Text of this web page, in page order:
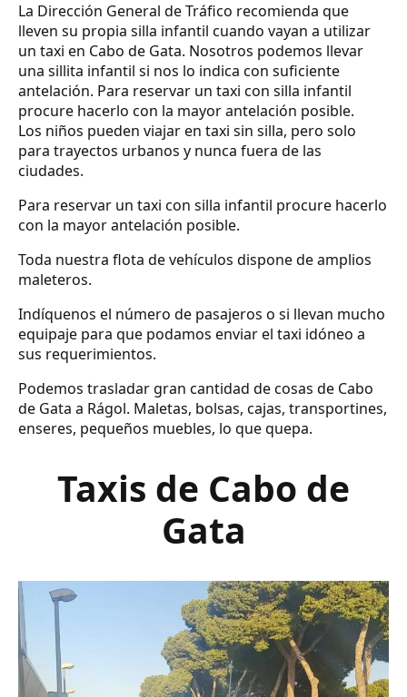
La Dirección General de Tráfico recomienda que
lleven su propia silla infantil cuando vayan a utilizar
un taxi en Cabo de Gata. Nosotros podemos llevar
una sillita infantil si nos lo indica con suficiente
antelación. Para reservar un taxi con silla infantil
procure hacerlo con la mayor antelación posible.
Los niños pueden viajar en taxi sin silla, pero solo
para trayectos urbanos y nunca fuera de las
ciudades.
Para reservar un taxi con silla infantil procure hacerlo
con la mayor antelación posible.
Toda nuestra flota de vehículos dispone de amplios
maleteros.
Indíquenos el número de pasajeros o si llevan mucho
equipaje para que podamos enviar el taxi idóneo a
sus requerimientos.
Podemos trasladar gran cantidad de cosas de Cabo
de Gata a Rágol. Maletas, bolsas, cajas, transportines,
enseres, pequeños muebles, lo que quepa.
Taxis de Cabo de
Gata